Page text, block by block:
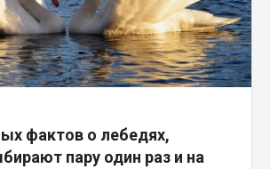
фактов о лебедях,
пару один раз и на